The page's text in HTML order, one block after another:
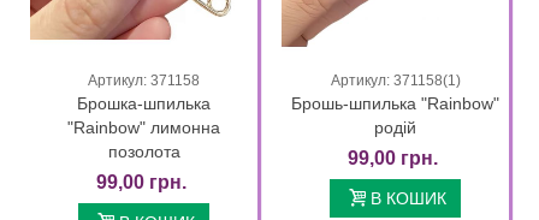
Артикул: 371158
Брошка-шпилька
"Rainbow" лимонна
позолота
99,00 грн.
Артикул: 371158(1)
Брошь-шпилька "Rainbow"
родій
99,00 грн.
В КОШИК